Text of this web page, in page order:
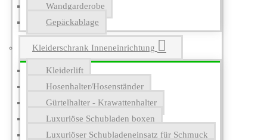
Wandgarderobe
Gepäckablage
Kleiderschrank Inneneinrichtung
Kleiderlift
Hosenhalter/Hosenständer
Gürtelhalter - Krawattenhalter
Luxuriöse Schubladen boxen
Luxuriöser Schubladeneinsatz für Schmuck